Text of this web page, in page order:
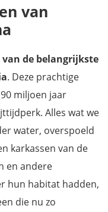
van
de belangrijkste
. Deze prachtige
miljoen jaar
Alles wat we
water, overspoeld
karkassen van de
en andere
hun habitat hadden,
die nu zo